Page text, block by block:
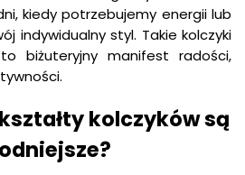
kiedy potrzebujemy energii lub
indywidualny styl. Takie kolczyki
biżuteryjny manifest radości,
kolczyków są